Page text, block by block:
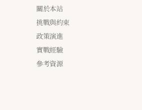
關於本站
挑戰與約束
政策演進
實戰經驗
參考資源